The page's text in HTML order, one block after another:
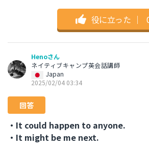
役に立った ｜
Henoさん
ネイティブキャンプ英会話講師
Japan
2025/02/04 03:34
回答
・It could happen to anyone.
・It might be me next.